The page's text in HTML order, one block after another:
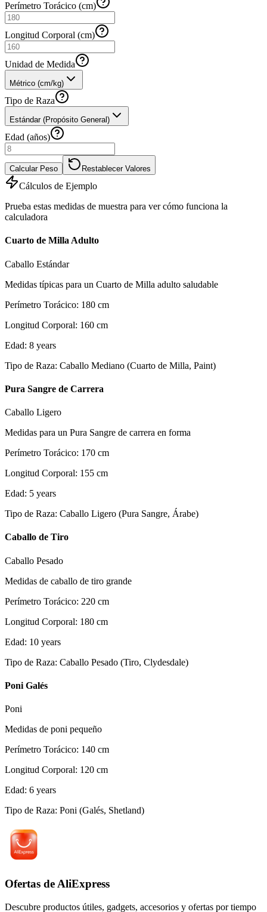
Perímetro Torácico (cm)
Longitud Corporal (cm)
Unidad de Medida
Métrico (cm/kg)
Tipo de Raza
Estándar (Propósito General)
Edad (años)
Calcular Peso Restablecer Valores
Cálculos de Ejemplo
Prueba estas medidas de muestra para ver cómo funciona la
calculadora
Cuarto de Milla Adulto
Caballo Estándar
Medidas típicas para un Cuarto de Milla adulto saludable
Perímetro Torácico: 180 cm
Longitud Corporal: 160 cm
Edad: 8 years
Tipo de Raza: Caballo Mediano (Cuarto de Milla, Paint)
Pura Sangre de Carrera
Caballo Ligero
Medidas para un Pura Sangre de carrera en forma
Perímetro Torácico: 170 cm
Longitud Corporal: 155 cm
Edad: 5 years
Tipo de Raza: Caballo Ligero (Pura Sangre, Árabe)
Caballo de Tiro
Caballo Pesado
Medidas de caballo de tiro grande
Perímetro Torácico: 220 cm
Longitud Corporal: 180 cm
Edad: 10 years
Tipo de Raza: Caballo Pesado (Tiro, Clydesdale)
Poni Galés
Poni
Medidas de poni pequeño
Perímetro Torácico: 140 cm
Longitud Corporal: 120 cm
Edad: 6 years
Tipo de Raza: Poni (Galés, Shetland)
Ofertas de AliExpress
Descubre productos útiles, gadgets, accesorios y ofertas por tiempo